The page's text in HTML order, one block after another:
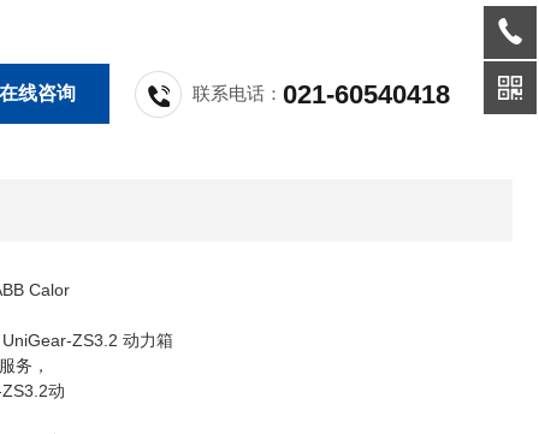
在线咨询 联系电话：021-60540418
Calor
ZS3.2 动力箱
务，
动